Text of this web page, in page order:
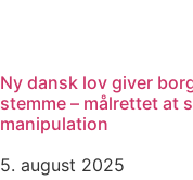
Ny dansk lov giver
stemme – målrettet at
manipulation
5. august 2025